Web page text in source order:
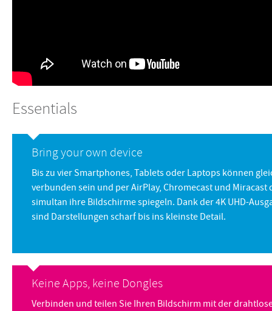
Essentials
Bring your own device
Bis zu vier Smartphones, Tablets oder Laptops können
verbunden sein und per AirPlay, Chromecast und Miracast
simultan ihre Bildschirme spiegeln. Dank der 4K UHD-
sind Darstellungen scharf bis ins kleinste Detail.
Keine Apps, keine Dongles
Verbinden und teilen Sie Ihren Bildschirm mit der